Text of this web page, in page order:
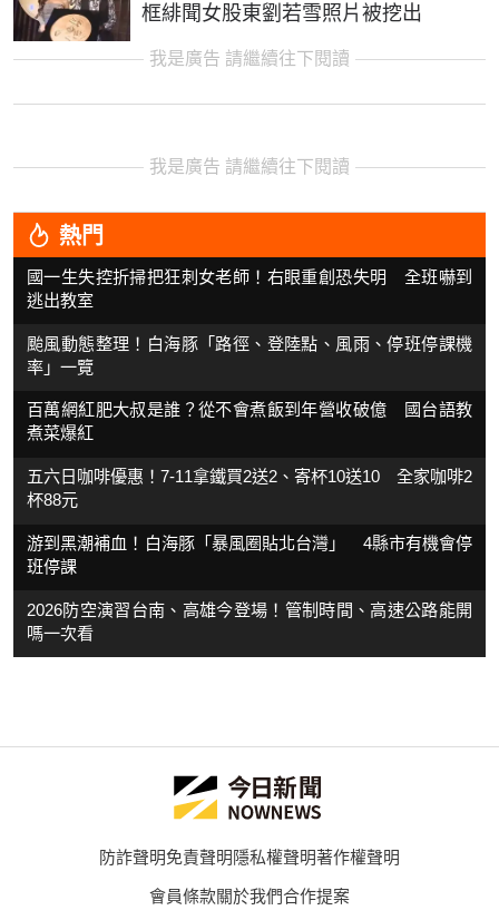
框緋聞女股東劉若雪照片被挖出
我是廣告 請繼續往下閱讀
我是廣告 請繼續往下閱讀
熱門
國一生失控折掃把狂刺女老師！右眼重創恐失明 全班嚇到
逃出教室
颱風動態整理！白海豚「路徑、登陸點、風雨、停班停課機
率」一覽
百萬網紅肥大叔是誰？從不會煮飯到年營收破億 國台語教
煮菜爆紅
五六日咖啡優惠！7-11拿鐵買2送2、寄杯10送10 全家咖啡2
杯88元
游到黑潮補血！白海豚「暴風圈貼北台灣」 4縣市有機會停
班停課
2026防空演習台南、高雄今登場！管制時間、高速公路能開
嗎一次看
防詐聲明免責聲明隱私權聲明著作權聲明
會員條款關於我們合作提案